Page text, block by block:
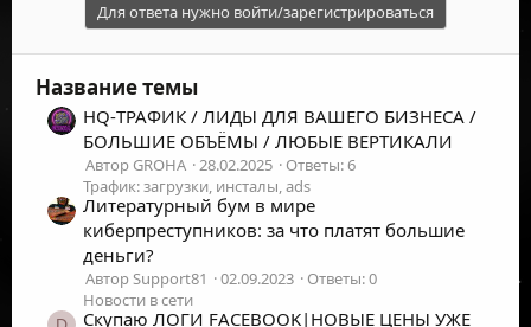
Для ответа нужно войти/зарегистрироваться
Название темы
HQ-ТРАФИК / ЛИДЫ ДЛЯ ВАШЕГО БИЗНЕСА /
БОЛЬШИЕ ОБЪЁМЫ / ЛЮБЫЕ ВЕРТИКАЛИ
Автор GROHA 28.02.2025
Ответы: 6
Трафик: загрузки, инсталы, ads
Литературный бум в мире
киберпреступников: за что платят большие
деньги?
Автор Support81 02.09.2023
Ответы: 0
Новости в сети
Скупаю ЛОГИ FACEBOOK|НОВЫЕ ЦЕНЫ УЖЕ